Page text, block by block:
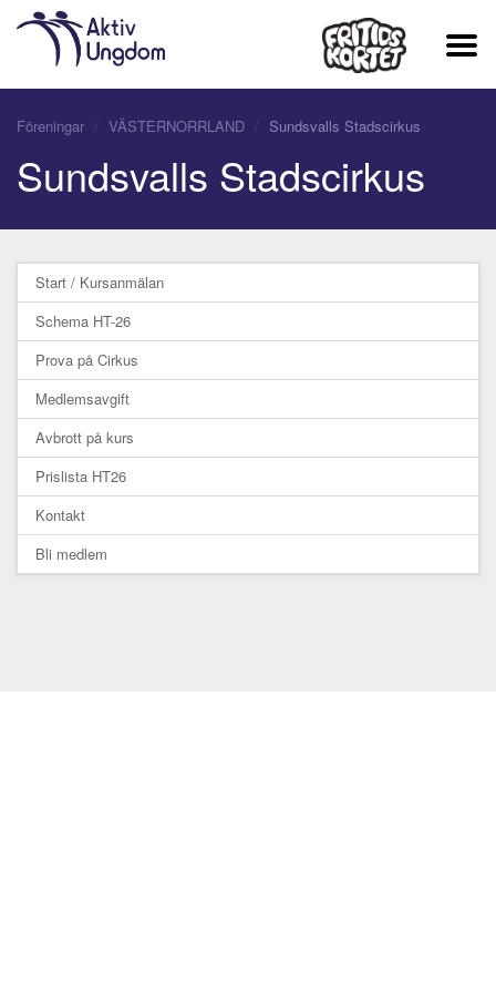
Föreningar VÄSTERNORRLAND Sundsvalls Stadscirkus
Sundsvalls Stadscirkus
Start / Kursanmälan
Schema HT-26
Prova på Cirkus
Medlemsavgift
Avbrott på kurs
Prislista HT26
Kontakt
Bli medlem